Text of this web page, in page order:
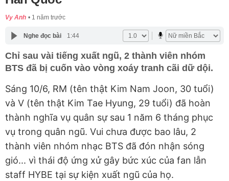
Vy Anh 1 năm trước
Nghe đọc bài 1:44
Chỉ sau vài tiếng xuất ngũ, 2 thành viên nhóm
BTS đã bị cuốn vào vòng xoáy tranh cãi dữ dội.
Sáng 10/6, RM (tên thật Kim Nam Joon, 30 tuổi)
và V (tên thật Kim Tae Hyung, 29 tuổi) đã hoàn
thành nghĩa vụ quân sự sau 1 năm 6 tháng phục
vụ trong quân ngũ. Vui chưa được bao lâu, 2
thành viên nhóm nhạc BTS đã đón nhận sóng
gió... vì thái độ ứng xử gây bức xúc của fan lẫn
staff HYBE tại sự kiện xuất ngũ của họ.